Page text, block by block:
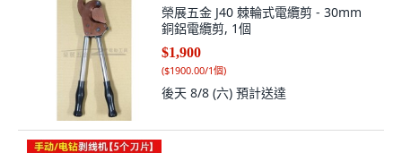
榮展五金 J40 棘輪式電纜剪 - 30mm
銅鋁電纜剪, 1個
$1,900
($1900.00/1個)
後天 8/8 (六) 預計送達